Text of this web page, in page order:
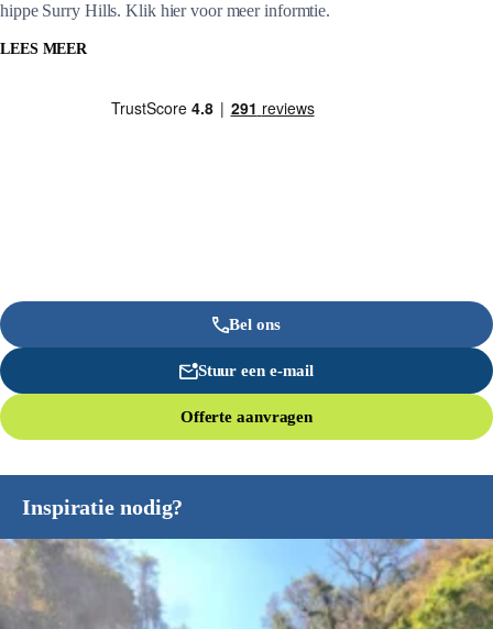
hippe Surry Hills. Klik hier voor meer informtie.
LEES MEER
Bel ons
Stuur een e-mail
Offerte aanvragen
Inspiratie nodig?